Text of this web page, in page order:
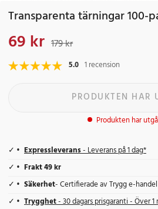
Transparenta tärningar 100-
Nuvarande pris
69 kr 179 kr
5.0 1 recension
PRODUKTEN HAR
Produkten har
Expressleverans- Leverans på 1 dag*
Frakt 49 kr
Säkerhet- Certifierade av Trygg e-handel
Trygghet- 30 dagars prisgaranti - Över